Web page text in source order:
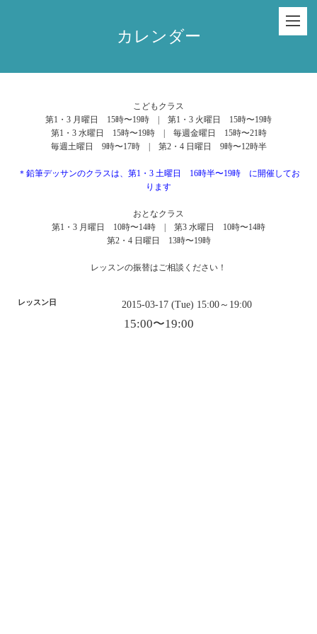
カレンダー
こどもクラス
第1・3 月曜日 15時〜19時 | 第1・3 火曜日 15時〜19時
第1・3 水曜日 15時〜19時 | 毎週金曜日 15時〜21時
毎週土曜日 9時〜17時 | 第2・4 日曜日 9時〜12時半
＊鉛筆デッサンのクラスは、第1・3 土曜日 16時半〜19時 に開催してお
ります
おとなクラス
第1・3 月曜日 10時〜14時 | 第3 水曜日 10時〜14時
第2・4 日曜日 13時〜19時
レッスンの振替はご相談ください！
レッスン日 2015-03-17 (Tue) 15:00～19:00
15:00〜19:00